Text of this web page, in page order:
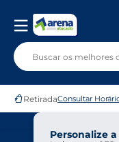
RetiradaConsultar
Personalize